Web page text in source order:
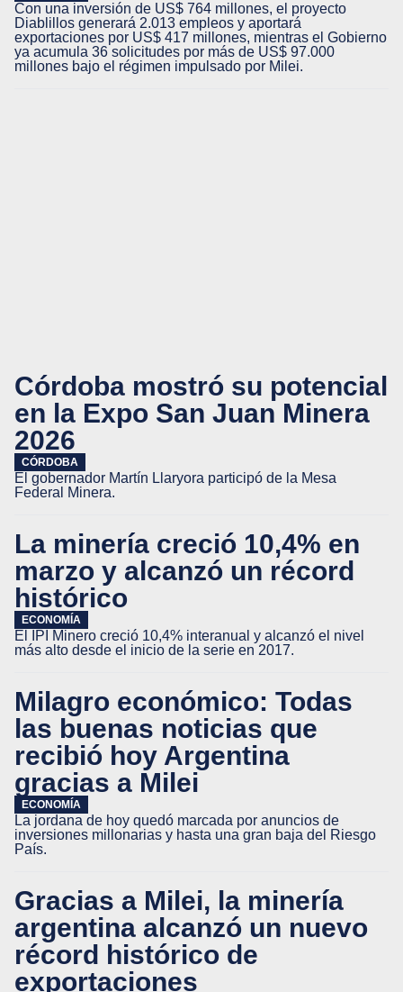
Con una inversión de US$ 764 millones, el proyecto
Diablillos generará 2.013 empleos y aportará
exportaciones por US$ 417 millones, mientras el Gobierno
ya acumula 36 solicitudes por más de US$ 97.000
millones bajo el régimen impulsado por Milei.
Córdoba mostró su potencial
en la Expo San Juan Minera
2026
CÓRDOBA
El gobernador Martín Llaryora participó de la Mesa
Federal Minera.
La minería creció 10,4% en
marzo y alcanzó un récord
histórico
ECONOMÍA
El IPI Minero creció 10,4% interanual y alcanzó el nivel
más alto desde el inicio de la serie en 2017.
Milagro económico: Todas
las buenas noticias que
recibió hoy Argentina
gracias a Milei
ECONOMÍA
La jordana de hoy quedó marcada por anuncios de
inversiones millonarias y hasta una gran baja del Riesgo
País.
Gracias a Milei, la minería
argentina alcanzó un nuevo
récord histórico de
exportaciones